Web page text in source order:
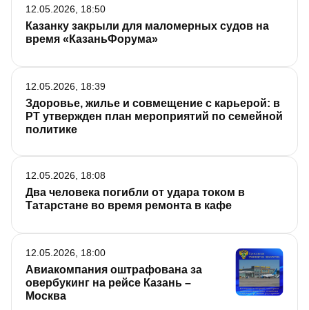
Казанку закрыли для маломерных судов на
время «КазаньФорума»
12.05.2026, 18:50
Здоровье, жилье и совмещение с карьерой: в
РТ утвержден план мероприятий по семейной
политике
12.05.2026, 18:39
Два человека погибли от удара током в
Татарстане во время ремонта в кафе
12.05.2026, 18:08
Авиакомпания оштрафована за
овербукинг на рейсе Казань –
Москва
12.05.2026, 18:00